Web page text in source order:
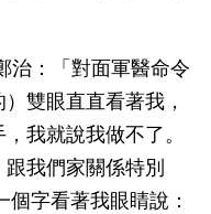
治：「對面軍醫命令
雙眼直直看著我，
我就說我做不了。
我們家關係特別
字看著我眼睛說：